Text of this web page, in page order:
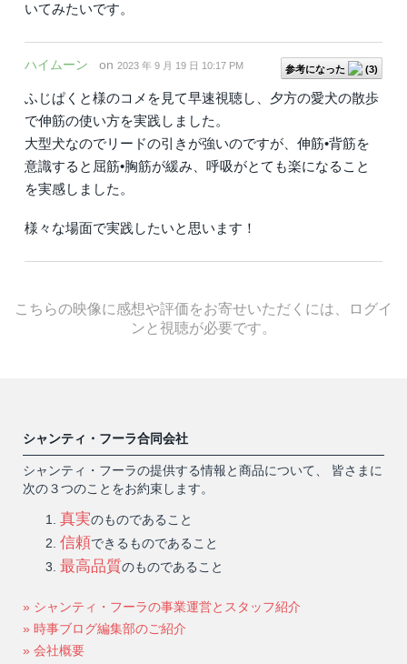
いてみたいです。
参考になった (3)
ハイムーン on 2023 年 9 月 19 日 10:17 PM
ふじぱくと様のコメを見て早速視聴し、夕方の愛犬の散歩
で伸筋の使い方を実践しました。
大型犬なのでリードの引きが強いのですが、伸筋•背筋を
意識すると屈筋•胸筋が緩み、呼吸がとても楽になること
を実感しました。
様々な場面で実践したいと思います！
こちらの映像に感想や評価をお寄せいただくには、ログイ
ンと視聴が必要です。
シャンティ・フーラ合同会社
シャンティ・フーラの提供する情報と商品について、 皆さまに
次の３つのことをお約束します。
真実のものであること
信頼できるものであること
最高品質のものであること
» シャンティ・フーラの事業運営とスタッフ紹介
» 時事ブログ編集部のご紹介
» 会社概要